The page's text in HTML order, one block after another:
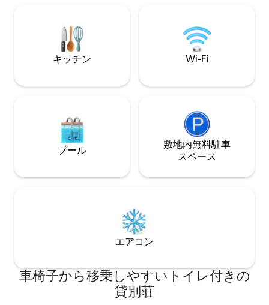
こともできますし、ドラマシリーズがお
好きなら、アプリケーションがプリイン
ストールされた65インチのスマートテレ
ビでお楽しみいただけます。 スケジュー
ストが同じ日に入れる場合、スケジュー
リア、庭を含む物件全体を自由に使用で
バー接続、USB充電コネクタ、65インチ
ル：長さ11メートル、幅4メートル、8の
ッチン：オーブン、電子レンジ、セラミ
ックホブ、トースター、給湯器、冷蔵
庫、調理器具、調理道具、陶器、石け
シャンプージェル、予備のトイレットペ
ーパー。 屋外バスルーム：タオルセッ
ト、ハンドソープディスペンサー、トイ
レットペーパーの詰め替え。 ランドリー
キッチン Wi-Fi
プール
敷地内無料駐⁠車
ス⁠ペ⁠ー⁠ス
エアコン
車椅子から移乗しやすいトイレ付きの
貸別荘